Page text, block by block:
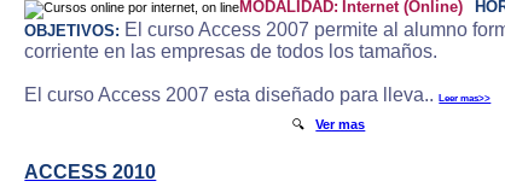
MODALIDAD: Internet (Online)
OBJETIVOS: El curso Access 2007 permite al alumno
corriente en las empresas de todos los tamaños.
El curso Access 2007 esta diseñado para lleva..Leer mas>>
🔍Ver mas
ACCESS 2010